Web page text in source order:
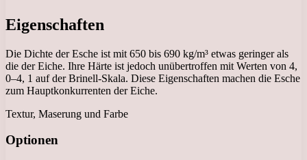
Eigenschaften
Die Dichte der Esche ist mit 650 bis 690 kg/m³ etwas geringer als
die der Eiche. Ihre Härte ist jedoch unübertroffen mit Werten von 4,
0–4, 1 auf der Brinell-Skala. Diese Eigenschaften machen die Esche
zum Hauptkonkurrenten der Eiche.
Textur, Maserung und Farbe
Optionen